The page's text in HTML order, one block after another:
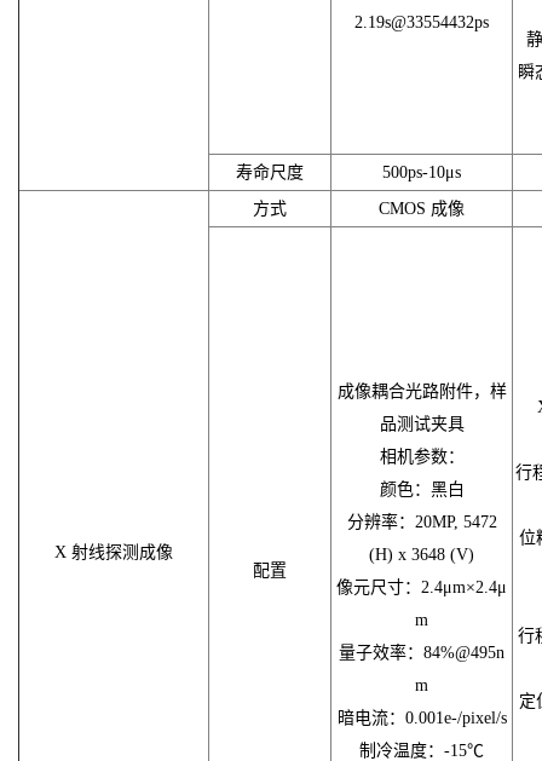
2.19s@33554432ps
瞬
寿命尺度 500ps-10μs
X 射线探测成像
方式 CMOS 成像
配置
成像耦合光路附件，样
品测试夹具
相机参数：
颜色：黑白
分辨率：20MP, 5472
(H) x 3648 (V)
像元尺寸：2.4μm×2.4μ
m
量子效率：84%@495n
m
暗电流：0.001e-/pixel/s
制冷温度：-15℃
行
位
行
定